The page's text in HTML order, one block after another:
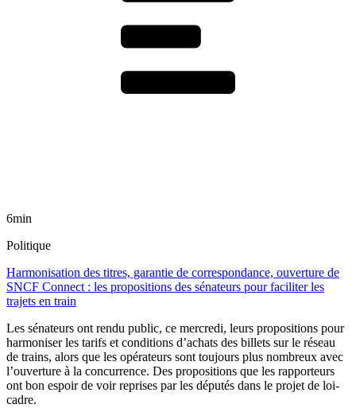
6min
Politique
Harmonisation des titres, garantie de correspondance, ouverture de
SNCF Connect : les propositions des sénateurs pour faciliter les
trajets en train
Les sénateurs ont rendu public, ce mercredi, leurs propositions pour
harmoniser les tarifs et conditions d’achats des billets sur le réseau
de trains, alors que les opérateurs sont toujours plus nombreux avec
l’ouverture à la concurrence. Des propositions que les rapporteurs
ont bon espoir de voir reprises par les députés dans le projet de loi-
cadre.